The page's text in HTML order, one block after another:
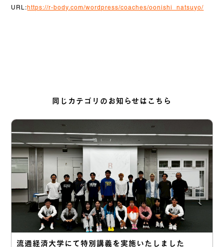
URL:https://r-body.com/wordpress/coaches/oonishi_natsuyo/
同じカテゴリのお知らせはこちら
流通経済大学にて特別講義を実施いたしました